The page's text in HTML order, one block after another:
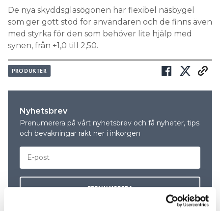
De nya skyddsglasögonen har flexibel näsbygel
som ger gott stöd för användaren och de finns även
med styrka för den som behöver lite hjälp med
synen, från +1,0 till 2,50.
PRODUKTER
Nyhetsbrev
Prenumerera på vårt nyhetsbrev och få nyheter, tips
och bevakningar rakt ner i inkorgen